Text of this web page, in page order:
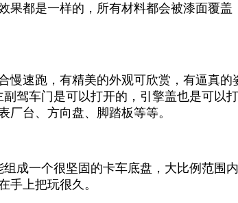
都是一样的，所有材料都会被漆面覆
速跑，有精美的外观可欣赏，有逼真
驾车门是可以打开的，引擎盖也是可以
台、方向盘、脚踏板等等。
成一个很坚固的卡车底盘，大比例范围
手上把玩很久。